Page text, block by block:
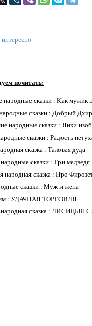
почитать:
народные сказки : Как мужик
сказки : Добрый
народные сказки : Янки-
сказки : Радость
сказка : Таловая дуда
сказки : Три медведя
народная сказка : Про
сказки : Муж и жена
: УДАЧНАЯ ТОРГОВЛЯ
народная сказка : ЛИСИЦЫН